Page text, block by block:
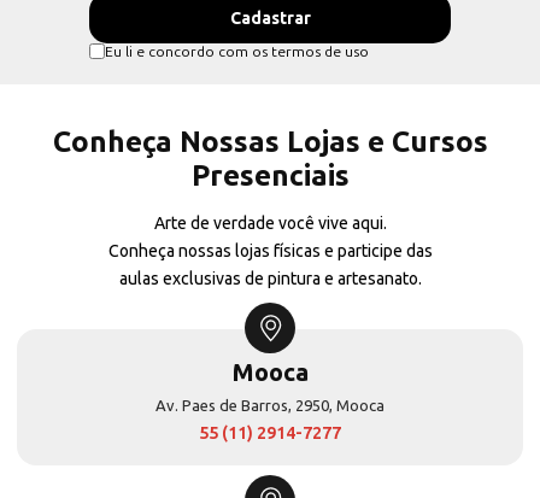
Eu li e concordo com os termos de uso
Conheça Nossas Lojas e Cursos
Presenciais
Arte de verdade você vive aqui.
Conheça nossas lojas físicas e participe das
aulas exclusivas de pintura e artesanato.
Mooca
Av. Paes de Barros, 2950, Mooca
55 (11) 2914-7277